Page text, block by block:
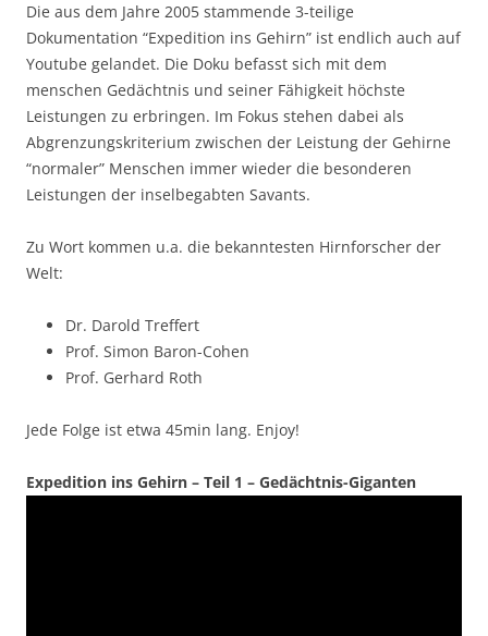
Die aus dem Jahre 2005 stammende 3-teilige
Dokumentation “Expedition ins Gehirn” ist endlich auch auf
Youtube gelandet. Die Doku befasst sich mit dem
menschen Gedächtnis und seiner Fähigkeit höchste
Leistungen zu erbringen. Im Fokus stehen dabei als
Abgrenzungskriterium zwischen der Leistung der Gehirne
“normaler” Menschen immer wieder die besonderen
Leistungen der inselbegabten Savants.
Zu Wort kommen u.a. die bekanntesten Hirnforscher der
Welt:
Dr. Darold Treffert
Prof. Simon Baron-Cohen
Prof. Gerhard Roth
Jede Folge ist etwa 45min lang. Enjoy!
Expedition ins Gehirn – Teil 1 – Gedächtnis-Giganten